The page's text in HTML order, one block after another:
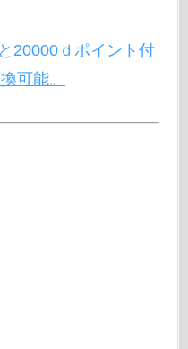
20000ｄポイント付
可能。